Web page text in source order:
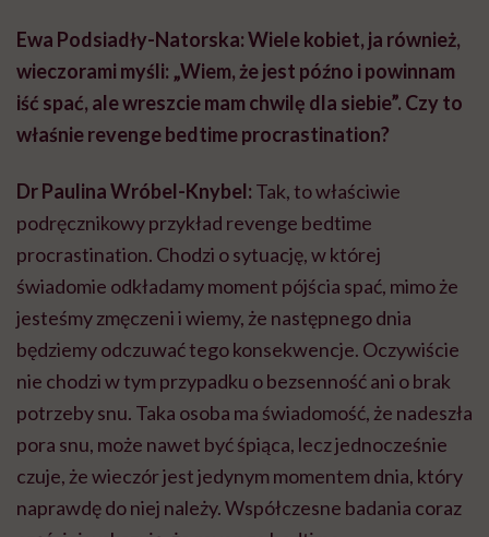
Ewa Podsiadły-Natorska: Wiele kobiet, ja również,
wieczorami myśli: „Wiem, że jest późno i powinnam
iść spać, ale wreszcie mam chwilę dla siebie”. Czy to
właśnie revenge bedtime procrastination?
Dr Paulina Wróbel-Knybel: Tak, to właściwie
podręcznikowy przykład revenge bedtime
procrastination. Chodzi o sytuację, w której
świadomie odkładamy moment pójścia spać, mimo że
jesteśmy zmęczeni i wiemy, że następnego dnia
będziemy odczuwać tego konsekwencje. Oczywiście
nie chodzi w tym przypadku o bezsenność ani o brak
potrzeby snu. Taka osoba ma świadomość, że nadeszła
pora snu, może nawet być śpiąca, lecz jednocześnie
czuje, że wieczór jest jedynym momentem dnia, który
naprawdę do niej należy. Współczesne badania coraz